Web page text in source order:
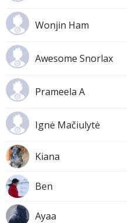
Wonjin Ham
Awesome Snorlax
Prameela A
Ignė Mačiulytė
Kiana
Ben
Ayaa